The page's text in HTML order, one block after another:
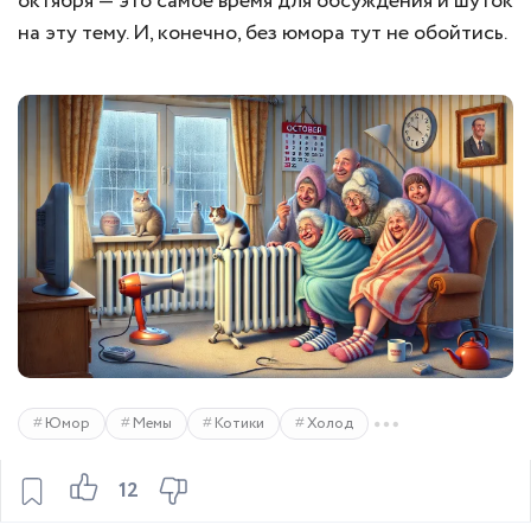
12
на эту тему. И, конечно, без юмора тут не обойтись.
Юмор Мемы Котики Холод